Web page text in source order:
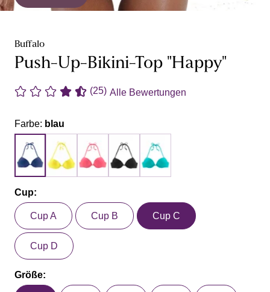
Buffalo
Push-Up-Bikini-Top "Happy"
(25) Alle Bewertungen
Farbe: blau
Cup:
Cup A Cup B Cup C
Cup D
Größe: